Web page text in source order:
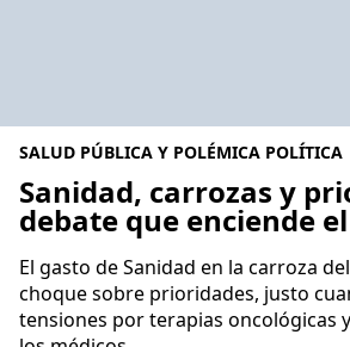
SALUD PÚBLICA Y POLÉMICA POLÍTICA
Sanidad, carrozas y
debate que enciende
El gasto de Sanidad en la carroza
choque sobre prioridades, justo
tensiones por terapias oncológicas